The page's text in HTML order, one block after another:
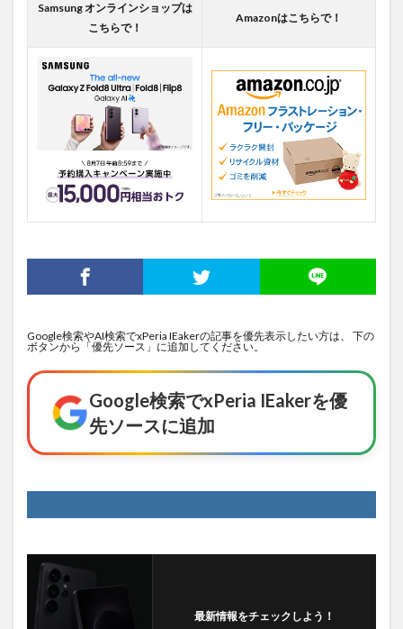
Samsung オンラインショップは
こちらで！
Amazonはこちらで！
Google検索やAI検索でxPeria IEakerの記事を優先表示したい方は、 下の
ボタンから「優先ソース」に追加してください。
Google検索でxPeria IEakerを優
先ソースに追加
最新情報をチェックしよう！